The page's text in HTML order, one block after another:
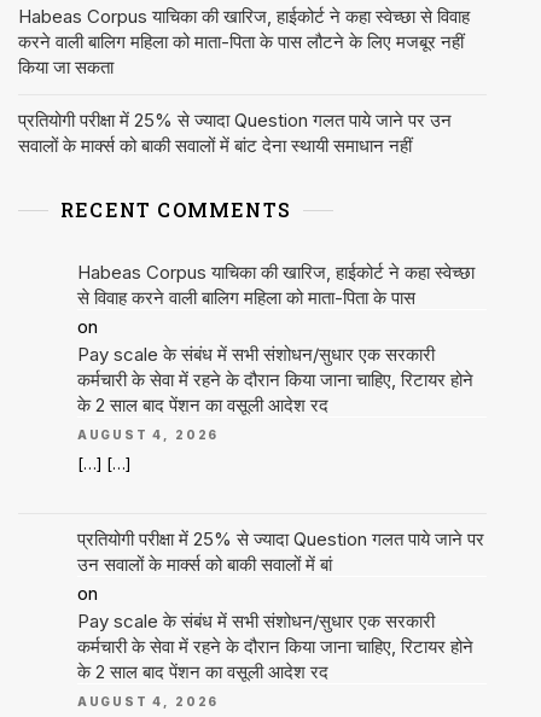
Habeas Corpus याचिका की खारिज, हाईकोर्ट ने कहा स्वेच्छा से विवाह
करने वाली बालिग महिला को माता-पिता के पास लौटने के लिए मजबूर नहीं
किया जा सकता
प्रतियोगी परीक्षा में 25% से ज्यादा Question गलत पाये जाने पर उन
सवालों के मार्क्स को बाकी सवालों में बांट देना स्थायी समाधान नहीं
RECENT COMMENTS
Habeas Corpus याचिका की खारिज, हाईकोर्ट ने कहा स्वेच्छा
से विवाह करने वाली बालिग महिला को माता-पिता के पास
on
Pay scale के संबंध में सभी संशोधन/सुधार एक सरकारी
कर्मचारी के सेवा में रहने के दौरान किया जाना चाहिए, रिटायर होने
के 2 साल बाद पेंशन का वसूली आदेश रद
AUGUST 4, 2026
[…] […]
प्रतियोगी परीक्षा में 25% से ज्यादा Question गलत पाये जाने पर
उन सवालों के मार्क्स को बाकी सवालों में बां
on
Pay scale के संबंध में सभी संशोधन/सुधार एक सरकारी
कर्मचारी के सेवा में रहने के दौरान किया जाना चाहिए, रिटायर होने
के 2 साल बाद पेंशन का वसूली आदेश रद
AUGUST 4, 2026